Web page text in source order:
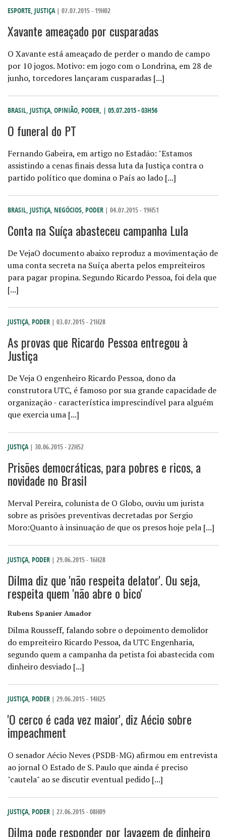
ESPORTE, JUSTIÇA | 07.07.2015 - 19H02
Xavante ameaçado por cusparadas
O Xavante está ameaçado de perder o mando de campo
por 10 jogos. Motivo: em jogo com o Londrina, em 28 de
junho, torcedores lançaram cusparadas [...]
BRASIL, JUSTIÇA, OPINIÃO, PODER, | 05.07.2015 - 03H56
O funeral do PT
Fernando Gabeira, em artigo no Estadão: "Estamos
assistindo a cenas finais dessa luta da Justiça contra o
partido político que domina o País ao lado [...]
BRASIL, JUSTIÇA, NEGÓCIOS, PODER | 04.07.2015 - 19H51
Conta na Suíça abasteceu campanha Lula
De VejaO documento abaixo reproduz a movimentação de
uma conta secreta na Suíça aberta pelos empreiteiros
para pagar propina. Segundo Ricardo Pessoa, foi dela que
[...]
JUSTIÇA, PODER | 03.07.2015 - 21H28
As provas que Ricardo Pessoa entregou à
Justiça
De Veja O engenheiro Ricardo Pessoa, dono da
construtora UTC, é famoso por sua grande capacidade de
organização - característica imprescindível para alguém
que exercia uma [...]
JUSTIÇA | 30.06.2015 - 22H52
Prisões democráticas, para pobres e ricos, a
novidade no Brasil
Merval Pereira, colunista de O Globo, ouviu um jurista
sobre as prisões preventivas decretadas por Sergio
Moro:Quanto à insinuação de que os presos hoje pela [...]
JUSTIÇA, PODER | 29.06.2015 - 16H28
Dilma diz que 'não respeita delator'. Ou seja,
respeita quem 'não abre o bico'
Rubens Spanier Amador
Dilma Rousseff, falando sobre o depoimento demolidor
do empreiteiro Ricardo Pessoa, da UTC Engenharia,
segundo quem a campanha da petista foi abastecida com
dinheiro desviado [...]
JUSTIÇA, PODER | 29.06.2015 - 14H25
'O cerco é cada vez maior', diz Aécio sobre
impeachment
O senador Aécio Neves (PSDB-MG) afirmou em entrevista
ao jornal O Estado de S. Paulo que ainda é preciso
"cautela" ao se discutir eventual pedido [...]
JUSTIÇA, PODER | 27.06.2015 - 08H09
Dilma pode responder por lavagem de dinheiro